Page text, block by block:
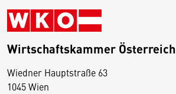
Wirtschaftskammer Österreich
Wiedner Hauptstraße 63
1045 Wien
D